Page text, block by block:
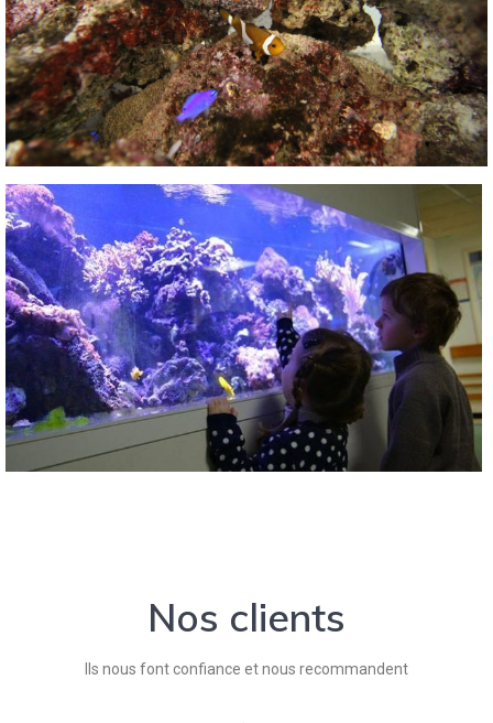
Nos clients
Ils nous font confiance et nous recommandent